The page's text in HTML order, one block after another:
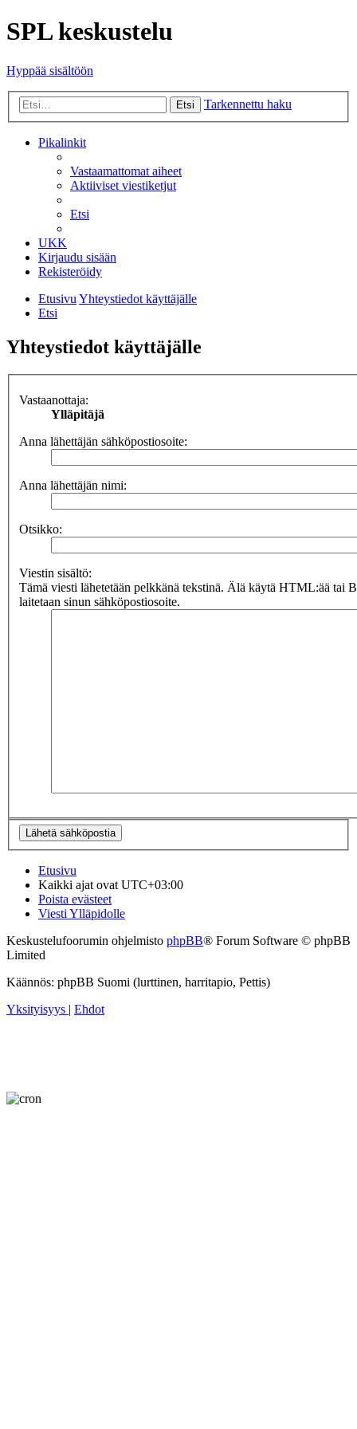
SPL keskustelu
Hyppää sisältöön
Etsi Tarkennettu haku
Pikalinkit
Vastaamattomat aiheet
Aktiiviset viestiketjut
Etsi
UKK
Kirjaudu sisään
Rekisteröidy
EtusivuYhteystiedot käyttäjälle
Etsi
Yhteystiedot käyttäjälle
Vastaanottaja:
Ylläpitäjä
Anna lähettäjän sähköpostiosoite:
Anna lähettäjän nimi:
Otsikko:
Viestin sisältö:
Tämä viesti lähetetään pelkkänä tekstinä. Älä käytä HTML:ää tai
laitetaan sinun sähköpostiosoite.
Etusivu
Kaikki ajat ovatUTC+03:00
Poista evästeet
Viesti Ylläpidolle
Keskustelufoorumin ohjelmisto phpBB® Forum Software © phpBB
Limited
Käännös: phpBB Suomi (lurttinen, harritapio, Pettis)
Yksityisyys
Ehdot